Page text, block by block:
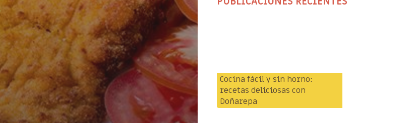
Cocina fácil y sin horno:
recetas deliciosas con
Doñarepa